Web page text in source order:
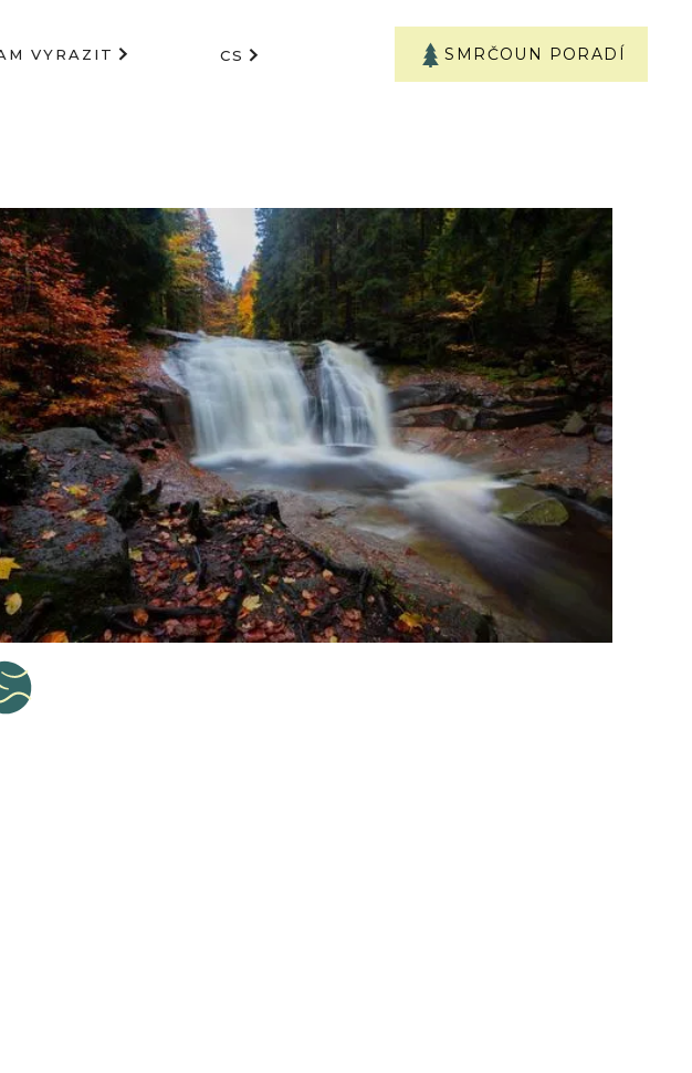
VYRAZIT CS SMRČOUN PORADÍ